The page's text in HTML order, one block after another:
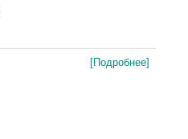
[Подробнее]